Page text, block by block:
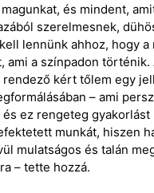
és mindent,
szerelmesnek,
lennünk ahhoz, hogy a
ami a színpadon történik.
rendező kért tőlem egy
– ami
és ez rengeteg gyakorlást
munkát, hiszen
mulatságos és talán
– tette hozzá.